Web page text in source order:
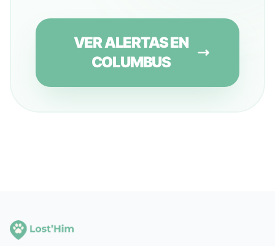
VER ALERTAS EN
COLUMBUS